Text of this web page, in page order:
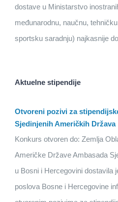
dostave u Ministarstvo
međunarodnu, naučnu,
sportsku saradnju) najkasnije do
Aktuelne stipendije
Otvoreni pozivi za
Sjedinjenih Američkih Država
Konkurs otvoren do: Zemlja
Američke Države Ambasada
u Bosni i Hercegovini dostavila
poslova Bosne i Hercegovine